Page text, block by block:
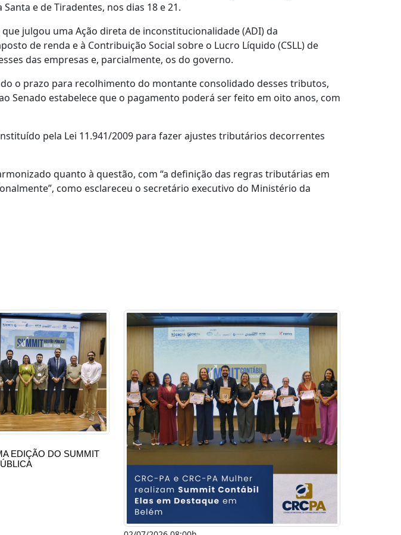
e de Tiradentes, nos dias 18 e 21.
julgou uma Ação direta de inconstitucionalidade (ADI) da
de renda e à Contribuição Social sobre o Lucro Líquido (CSLL) de
das empresas e, parcialmente, os do governo.
o prazo para recolhimento do montante consolidado desses tributos,
Senado estabelece que o pagamento poderá ser feito em oito anos, com
pela Lei 11.941/2009 para fazer ajustes tributários decorrentes
quanto à questão, com “a definição das regras tributárias em
como esclareceu o secretário executivo do Ministério da
EDIÇÃO DO SUMMIT